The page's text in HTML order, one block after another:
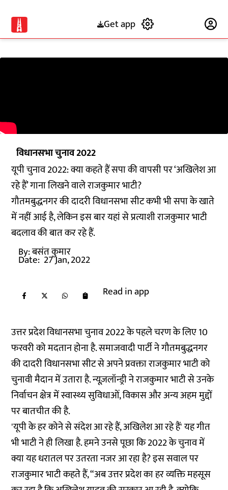
Get app
विधानसभा चुनाव 2022
यूपी चुनाव 2022: क्या कहते हैं सपा की वापसी पर ‘अखिलेश आ
रहे हैं’ गाना लिखने वाले राजकुमार भाटी?
गौतमबुद्धनगर की दादरी विधानसभा सीट कभी भी सपा के खाते
में नहीं आई है, लेकिन इस बार यहां से प्रत्याशी राजकुमार भाटी
बदलाव की बात कर रहे हैं.
By:बसंत कुमार
Date: 27 Jan, 2022
Read in app
उत्तर प्रदेश विधानसभा चुनाव 2022 के पहले चरण के लिए 10
फरवरी को मदतान होना है. समाजवादी पार्टी ने गौतमबुद्धनगर
की दादरी विधानसभा सीट से अपने प्रवक्ता राजकुमार भाटी को
चुनावी मैदान में उतारा है. न्यूज़लॉन्ड्री ने राजकुमार भाटी से उनके
निर्वाचन क्षेत्र में स्वास्थ्य सुविधाओं, विकास और अन्य अहम मुद्दों
पर बातचीत की है.
'यूपी के हर कोने से संदेश आ रहे हैं, अखिलेश आ रहे हैं' यह गीत
भी भाटी ने ही लिखा है. हमने उनसे पूछा कि 2022 के चुनाव में
क्या यह धरातल पर उतरता नजर आ रहा है? इस सवाल पर
राजकुमार भाटी कहते हैं, “अब उत्तर प्रदेश का हर व्यक्ति महसूस